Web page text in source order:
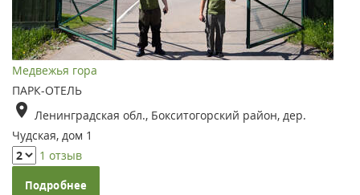
Медвежья гора
ПАРК-ОТЕЛЬ
Ленинградская обл., Бокситогорский район, дер.
Чудская, дом 1
1 отзыв
Подробнее